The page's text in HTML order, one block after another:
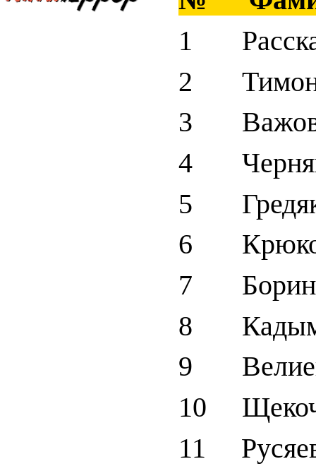
1
2
3
4
5
6
7
8
9
10
11